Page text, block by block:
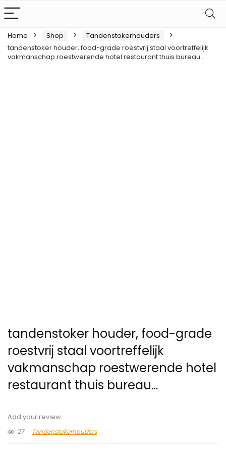
Home Shop
Tandenstokerhouders
tandenstoker houder, food-grade roestvrij staal voortreffelijk
vakmanschap roestwerende hotel restaurant thuis bureau…
tandenstoker houder, food-grade
roestvrij staal voortreffelijk
vakmanschap roestwerende hotel
restaurant thuis bureau…
Add your review
27
Tandenstokerhouders